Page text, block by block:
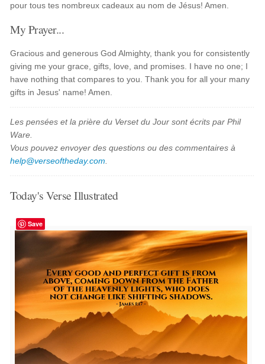
pour tous tes nombreux cadeaux au nom de Jésus! Amen.
My Prayer...
Gracious and generous God Almighty, thank you for consistently
giving me your grace, gifts, love, and promises. I have no one; I
have nothing that compares to you. Thank you for all your many
gifts in Jesus' name! Amen.
Les pensées et la prière du Verset du Jour sont écrits par Phil
Ware.
Vous pouvez envoyer des questions ou des commentaires à
help@verseoftheday.com
Today's Verse Illustrated
Save